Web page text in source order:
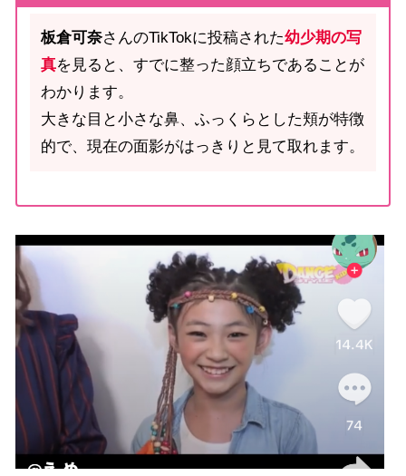
板倉可奈さんのTikTokに投稿された幼少期の写
真を見ると、すでに整った顔立ちであることが
わかります。
大きな目と小さな鼻、ふっくらとした頬が特徴
的で、現在の面影がはっきりと見て取れます。